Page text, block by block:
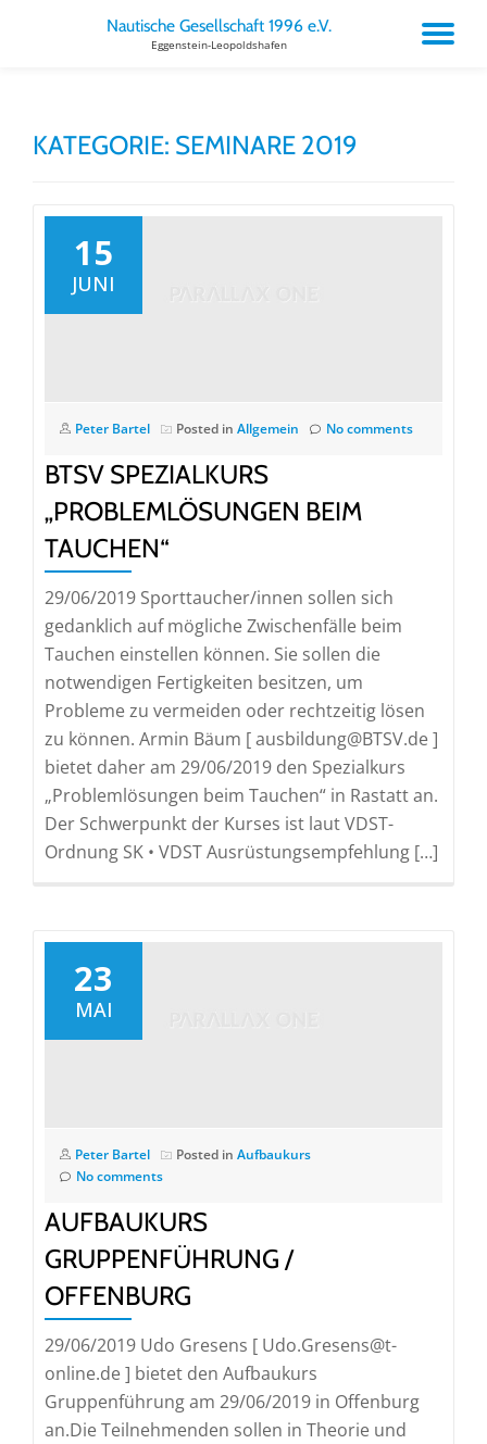
Nautische Gesellschaft 1996 e.V.
Eggenstein-Leopoldshafen
KATEGORIE: SEMINARE 2019
15
JUNI
Peter Bartel Posted in Allgemein No comments
BTSV SPEZIALKURS
„PROBLEMLÖSUNGEN BEIM
TAUCHEN“
29/06/2019 Sporttaucher/innen sollen sich
gedanklich auf mögliche Zwischenfälle beim
Tauchen einstellen können. Sie sollen die
notwendigen Fertigkeiten besitzen, um
Probleme zu vermeiden oder rechtzeitig lösen
zu können. Armin Bäum [ ausbildung@BTSV.de ]
bietet daher am 29/06/2019 den Spezialkurs
„Problemlösungen beim Tauchen“ in Rastatt an.
Der Schwerpunkt der Kurses ist laut VDST-
Ordnung SK • VDST Ausrüstungsempfehlung […]
23
MAI
Peter Bartel Posted in Aufbaukurs
No comments
AUFBAUKURS
GRUPPENFÜHRUNG /
OFFENBURG
29/06/2019 Udo Gresens [ Udo.Gresens@t-
online.de ] bietet den Aufbaukurs
Gruppenführung am 29/06/2019 in Offenburg
an.Die Teilnehmenden sollen in Theorie und